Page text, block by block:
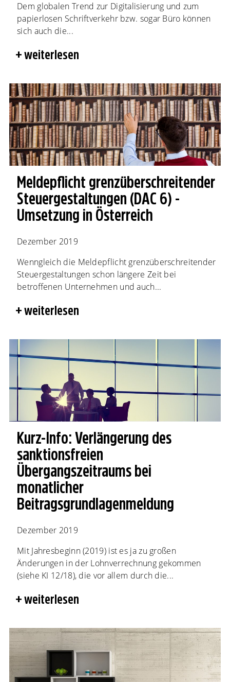
Dem globalen Trend zur Digitalisierung und zum
papierlosen Schriftverkehr bzw. sogar Büro können
sich auch die...
weiterlesen
Meldepflicht grenzüberschreitender
Steuergestaltungen (DAC 6) -
Umsetzung in Österreich
Dezember 2019
Wenngleich die Meldepflicht grenzüberschreitender
Steuergestaltungen schon längere Zeit bei
betroffenen Unternehmen und auch...
weiterlesen
Kurz-Info: Verlängerung des
sanktionsfreien
Übergangszeitraums bei
monatlicher
Beitragsgrundlagenmeldung
Dezember 2019
Mit Jahresbeginn (2019) ist es ja zu großen
Änderungen in der Lohnverrechnung gekommen
(siehe KI 12/18), die vor allem durch die...
weiterlesen